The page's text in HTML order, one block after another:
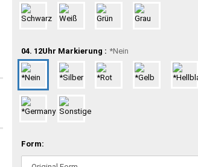
04. 12Uhr Markierung : *Nein
Form: